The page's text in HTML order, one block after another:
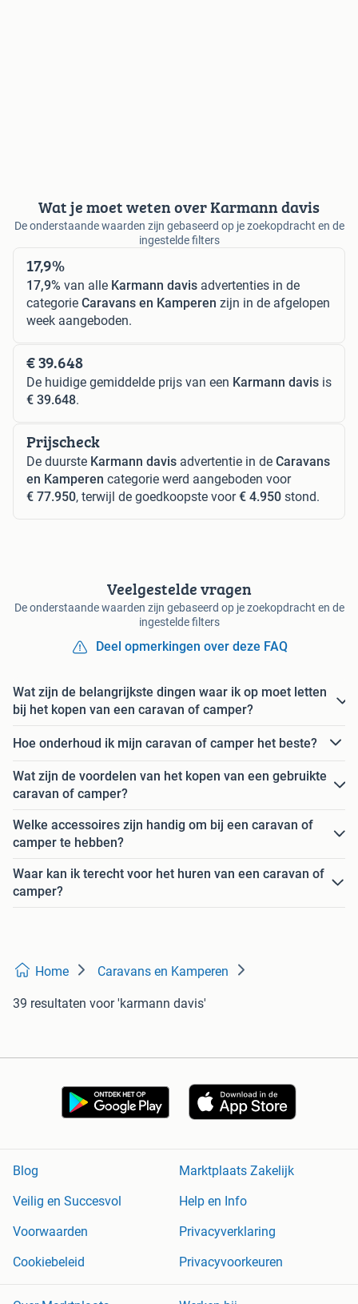
Wat je moet weten over Karmann davis
De onderstaande waarden zijn gebaseerd op je zoekopdracht en de
ingestelde filters
17,9%
17,9% van alle Karmann davis advertenties in de
categorie Caravans en Kamperen zijn in de afgelopen
week aangeboden.
€ 39.648
De huidige gemiddelde prijs van een Karmann davis is
€ 39.648.
Prijscheck
De duurste Karmann davis advertentie in de Caravans
en Kamperen categorie werd aangeboden voor
€ 77.950, terwijl de goedkoopste voor€ 4.950 stond.
Veelgestelde vragen
De onderstaande waarden zijn gebaseerd op je zoekopdracht en de
ingestelde filters
Deel opmerkingen over deze FAQ
Wat zijn de belangrijkste dingen waar ik op moet letten
bij het kopen van een caravan of camper?
Hoe onderhoud ik mijn caravan of camper het beste?
Wat zijn de voordelen van het kopen van een gebruikte
caravan of camper?
Welke accessoires zijn handig om bij een caravan of
camper te hebben?
Waar kan ik terecht voor het huren van een caravan of
camper?
Home Caravans en Kamperen
39 resultaten voor 'karmann davis'
Blog
Marktplaats Zakelijk
Veilig en Succesvol
Help en Info
Voorwaarden
Privacyverklaring
Cookiebeleid
Privacyvoorkeuren